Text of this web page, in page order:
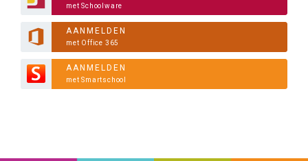
met Schoolware
AANMELDEN
met Office 365
AANMELDEN
met Smartschool